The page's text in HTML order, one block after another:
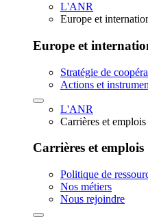
L'ANR
Europe et
Europe et
Stratégie de
Actions et
L'ANR
Carrières et emplois
Carrières et emplois
Politique de
Nos métiers
Nous rejoindre